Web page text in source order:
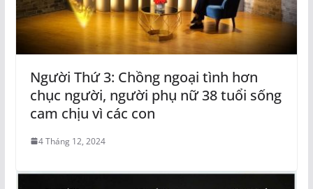
Người Thứ 3: Chồng ngoại tình hơn
chục người, người phụ nữ 38 tuổi sống
cam chịu vì các con
4 Tháng 12, 2024